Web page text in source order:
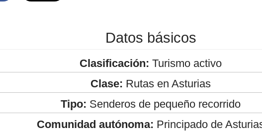
Datos básicos
Clasificación: Turismo activo
Clase: Rutas en Asturias
Tipo: Senderos de pequeño recorrido
Comunidad autónoma: Principado de